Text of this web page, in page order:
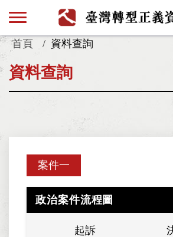
首頁 資料查詢
資料查詢
案件一
政治案件流程圖
起訴